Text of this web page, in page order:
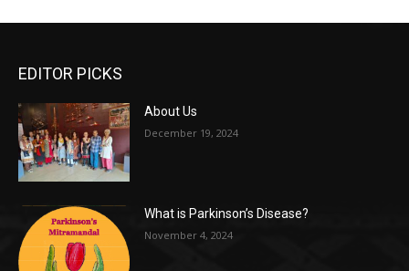
EDITOR PICKS
About Us
December 19, 2024
What is Parkinson’s Disease?
November 4, 2024